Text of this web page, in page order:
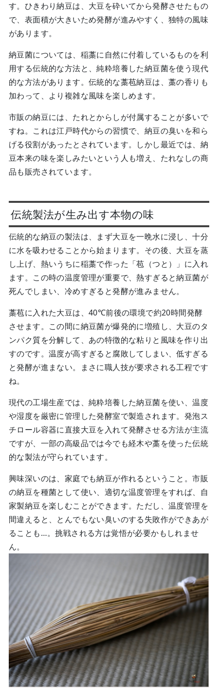
す。ひきわり納豆は、大豆を砕いてから発酵させたもの
で、表面積が大きいため発酵が進みやすく、独特の風味
があります。
納豆菌については、稲藁に自然に付着しているものを利
用する伝統的な方法と、純粋培養した納豆菌を使う現代
的な方法があります。伝統的な藁苞納豆は、藁の香りも
加わって、より複雑な風味を楽しめます。
市販の納豆には、たれとからしが付属することが多いで
すね。これは江戸時代からの習慣で、納豆の臭いを和ら
げる役割があったとされています。しかし最近では、納
豆本来の味を楽しみたいという人も増え、たれなしの商
品も販売されています。
伝統製法が生み出す本物の味
伝統的な納豆の製法は、まず大豆を一晩水に浸し、十分
に水を吸わせることから始まります。その後、大豆を蒸
し上げ、熱いうちに稲藁で作った「苞（つと）」に入れ
ます。この時の温度管理が重要で、熱すぎると納豆菌が
死んでしまい、冷めすぎると発酵が進みません。
藁苞に入れた大豆は、40℃前後の環境で約20時間発酵
させます。この間に納豆菌が爆発的に増殖し、大豆のタ
ンパク質を分解して、あの特徴的な粘りと風味を作り出
すのです。温度が高すぎると腐敗してしまい、低すぎる
と発酵が進まない。まさに職人技が要求される工程です
ね。
現代の工場生産では、純粋培養した納豆菌を使い、温度
や湿度を厳密に管理した発酵室で製造されます。発泡ス
チロール容器に直接大豆を入れて発酵させる方法が主流
ですが、一部の高級品では今でも経木や藁を使った伝統
的な製法が守られています。
興味深いのは、家庭でも納豆が作れるということ。市販
の納豆を種菌として使い、適切な温度管理をすれば、自
家製納豆を楽しむことができます。ただし、温度管理を
間違えると、とんでもない臭いのする失敗作ができあが
ることも…。挑戦される方は覚悟が必要かもしれませ
ん。